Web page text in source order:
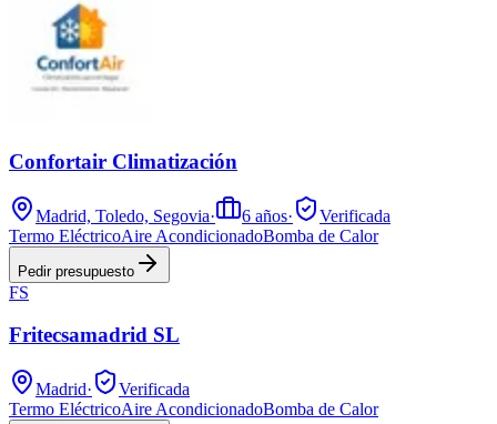
Confortair Climatización
Madrid, Toledo, Segovia· 6 años·
Verificada
Termo EléctricoAire AcondicionadoBomba de Calor
Pedir presupuesto
FS
Fritecsamadrid SL
Madrid·
Verificada
Termo EléctricoAire AcondicionadoBomba de Calor